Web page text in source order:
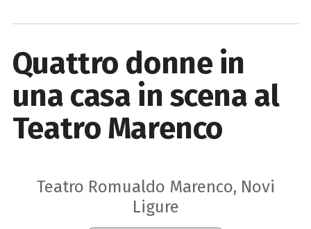
Quattro donne in
una casa in scena al
Teatro Marenco
Teatro Romualdo Marenco, Novi
Ligure